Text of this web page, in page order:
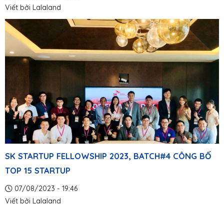
Viết bởi Lalaland
SK STARTUP FELLOWSHIP 2023, BATCH#4 CÔNG BỐ
TOP 15 STARTUP
07/08/2023 - 19:46
Viết bởi Lalaland